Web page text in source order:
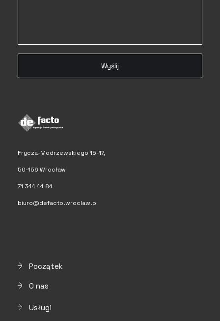
Frycza-Modrzewskiego 15-17,
50-156 Wrocław
71 344 44 84
biuro@defacto.wroclaw.pl
Początek
O nas
Usługi